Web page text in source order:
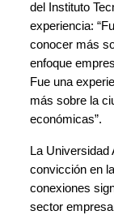
del Instituto
experiencia:
conocer más
enfoque
Fue una
más sobre la
económicas”.
La Universidad
convicción en
conexiones
sector